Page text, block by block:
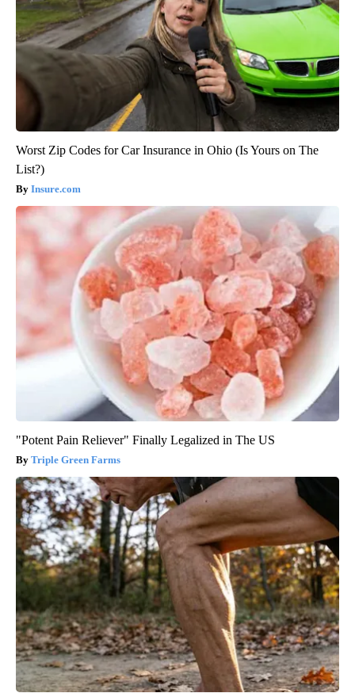
Worst Zip Codes for Car Insurance in Ohio (Is Yours on The
List?)
Insure.com
"Potent Pain Reliever" Finally Legalized in The US
Triple Green Farms